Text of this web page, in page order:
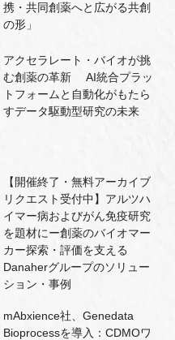
携・共同創薬へと広がる共創
の形」
アクセラレート・バイオが挑
む創薬の革新 AI統合プラッ
トフォームと自動化がもたら
すデータ駆動型研究の未来
【開催終了・無料アーカイブ
リクエスト受付中】アルツハ
イマー病およびがん免疫研究
を題材にー創薬のバイオマー
カー探索・評価を支える
Danaherグループのソリュー
ション・事例
mAbxience社、Genedata
Bioprocessを導入：CDMOワ